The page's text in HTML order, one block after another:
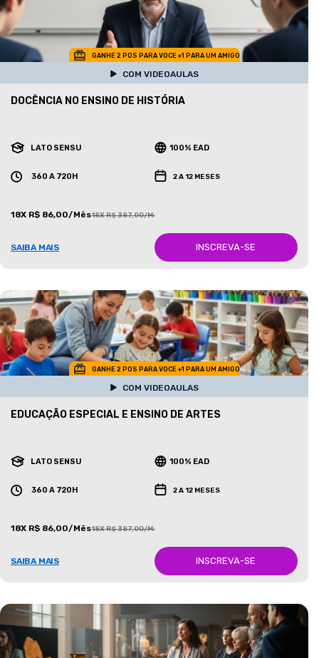
GANHE 2 POS PARA VOCE +1 PARA UM AMIGO
COM VIDEOAULAS
DOCÊNCIA NO ENSINO DE HISTÓRIA
LATO SENSU 100% EAD
360 A 720H 2 A 12 MESES
18X R$ 86,00/Mês18X R$ 387,00/Mês
SAIBA MAIS INSCREVA-SE
GANHE 2 POS PARA VOCE +1 PARA UM AMIGO
COM VIDEOAULAS
EDUCAÇÃO ESPECIAL E ENSINO DE ARTES
LATO SENSU 100% EAD
360 A 720H 2 A 12 MESES
18X R$ 86,00/Mês18X R$ 387,00/Mês
SAIBA MAIS INSCREVA-SE